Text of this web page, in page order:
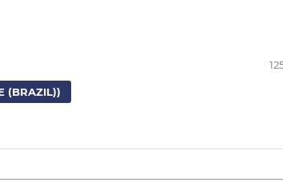
(BRAZIL))